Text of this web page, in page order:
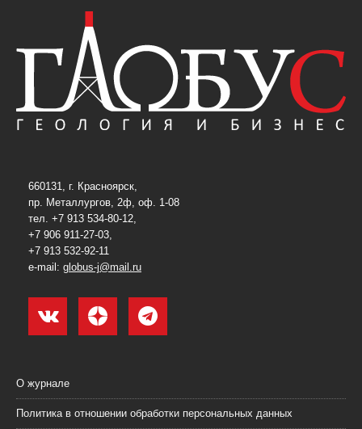
660131, г. Красноярск,
пр. Металлургов, 2ф, оф. 1-08
тел. +7 913 534-80-12,
+7 906 911-27-03,
+7 913 532-92-11
e-mail: globus-j@mail.ru
О журнале
Политика в отношении обработки персональных данных